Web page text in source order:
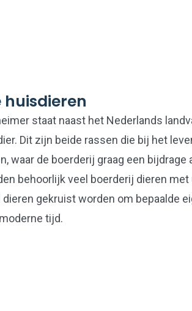
huisdieren
staat naast het Nederlands
Dit zijn beide rassen die bij het
waar de boerderij graag een bijdrage
behoorlijk veel boerderij dieren
dieren gekruist worden om bepaalde
tijd.